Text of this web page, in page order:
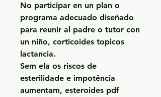
No participar en un plan o
programa adecuado diseñado
para reunir al padre o tutor con
un niño, corticoides topicos
lactancia.
Sem ela os riscos de
esterilidade e impotência
aumentam, esteroides pdf